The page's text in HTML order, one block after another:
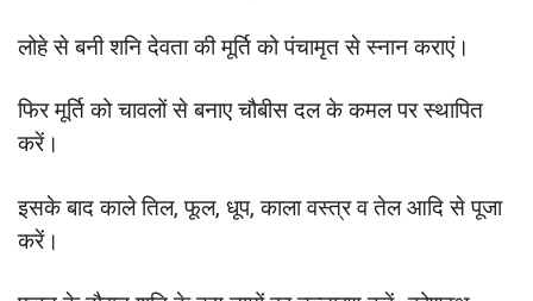
लोहे से बनी शनि देवता की मूर्ति को पंचामृत से स्नान कराएं।
फिर मूर्ति को चावलों से बनाए चौबीस दल के कमल पर स्थापित
करें।
इसके बाद काले तिल, फूल, धूप, काला वस्त्र व तेल आदि से पूजा
करें।